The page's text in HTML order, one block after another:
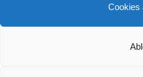
Cookies
Bluetooth-Kopfhörer mit